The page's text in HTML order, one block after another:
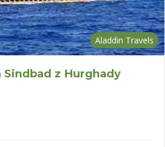
Aladdin Travels
z Hurghady